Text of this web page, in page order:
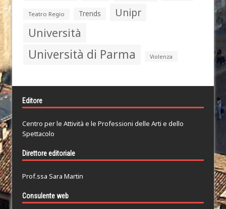
Teatro Regio Trends Unipr
Università
Università di Parma Violenza
Editore
Centro per le Attività e le Professioni delle Arti e dello
Spettacolo
Direttore editoriale
Prof.ssa Sara Martin
Consulente web